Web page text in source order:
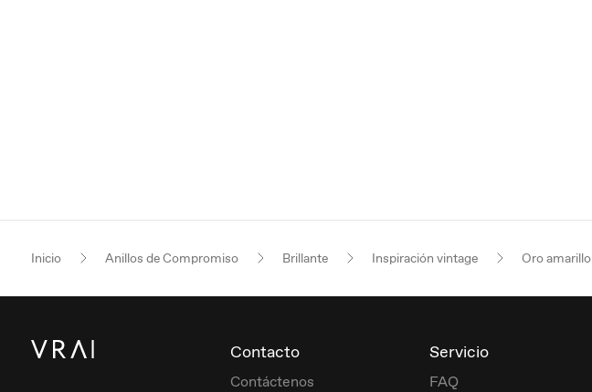
Inicio Anillos de Compromiso Brillante Inspiración vintage Oro amarillo
Contacto
Contáctenos
Servicio
FAQ